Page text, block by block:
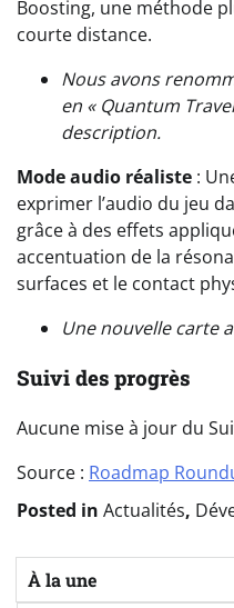
Boosting, une méthode
courte distance.
Nous avons
en « Quantum
description.
Mode audio réaliste :
exprimer l’audio du jeu
grâce à des effets
accentuation de la
surfaces et le contact
Une nouvelle carte
Suivi des progrès
Aucune mise à jour du
Source : Roadmap
Posted in Actualités,
À la une